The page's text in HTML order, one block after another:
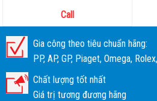
Call
Gia công theo tiêu chuẩn hãng:
PP, AP, GP, Piaget, Omega,
Chất lượng tốt nhất
Giá trị tương đương hãng